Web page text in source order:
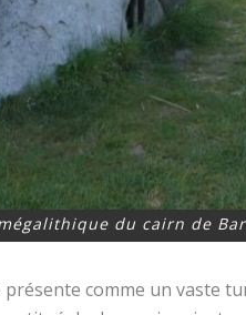
du cairn de
présente comme un vaste